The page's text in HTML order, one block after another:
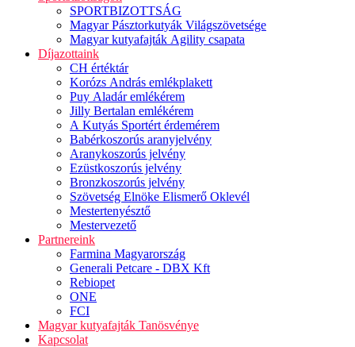
SPORTBIZOTTSÁG
Magyar Pásztorkutyák Világszövetsége
Magyar kutyafajták Agility csapata
Díjazottaink
CH értéktár
Korózs András emlékplakett
Puy Aladár emlékérem
Jilly Bertalan emlékérem
A Kutyás Sportért érdemérem
Babérkoszorús aranyjelvény
Aranykoszorús jelvény
Ezüstkoszorús jelvény
Bronzkoszorús jelvény
Szövetség Elnöke Elismerő Oklevél
Mestertenyésztő
Mestervezető
Partnereink
Farmina Magyarország
Generali Petcare - DBX Kft
Rebiopet
ONE
FCI
Magyar kutyafajták Tanösvénye
Kapcsolat